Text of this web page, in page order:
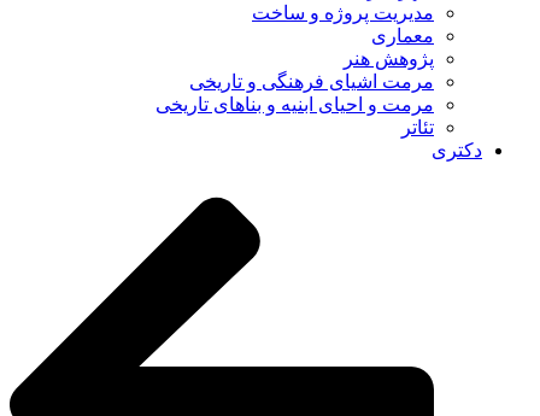
مدیریت پروژه و ساخت
معماری
پژوهش هنر
مرمت اشیای فرهنگی و تاریخی
مرمت و احیای ابنیه و بناهای تاریخی
تئاتر
دکتری